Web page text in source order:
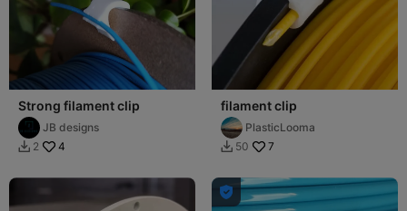
Strong filament clip
JB designs
 2 4
filament clip
PlasticLooma
 50 7
